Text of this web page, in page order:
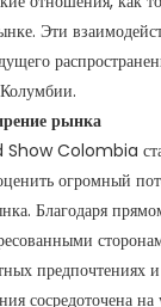
Эти
рынка
Show Colombia
огромный
Благодаря
предпочтениях
сосредоточена